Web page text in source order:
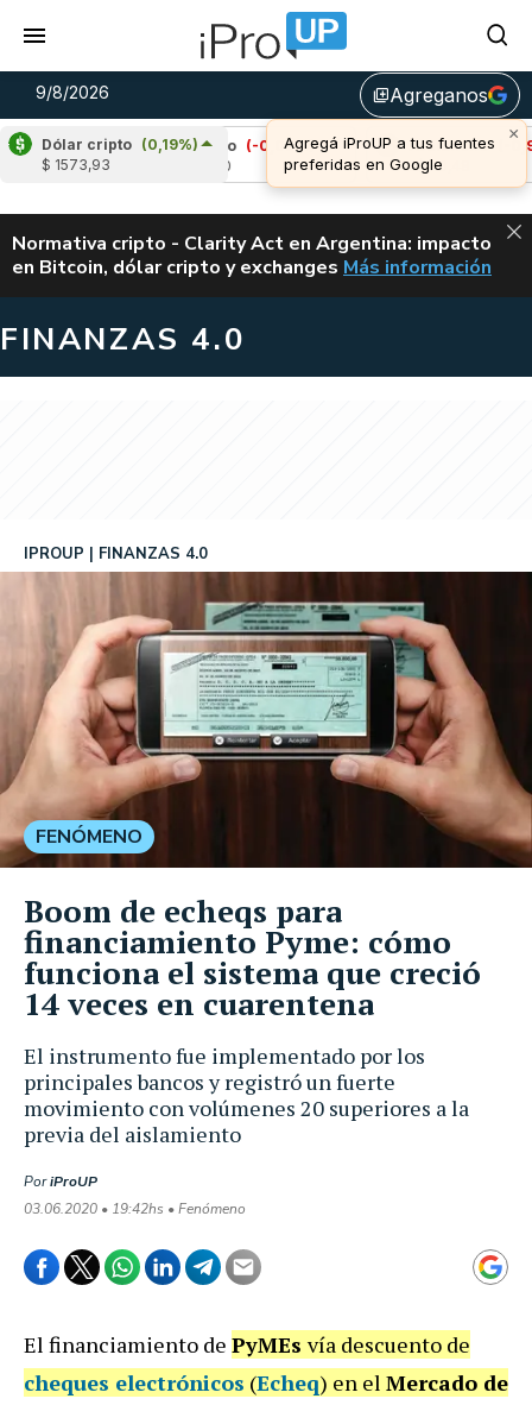
9/8/2026 library_addAgreganos
Dólar cripto (0,19%)
$ 1573,93
Cardano (-0,02%)
Avalanche
(-0,93%)
u$s 6,48
ALERTA
Normativa cripto - Clarity Act en Argentina: impacto
en Bitcoin, dólar cripto y exchanges CLARITY ACT EN
Más información
FINANZAS 4.0
El instrumento fue implementado por los
principales bancos y registró un fuerte
movimiento con volúmenes 20 superiores a la
previa del aislamiento
IPROUP FINANZAS 4.0
PoriProUP
03.06.2020 • 19:42hs • Fenómeno
FENÓMENO
Boom de echeqs para
financiamiento Pyme: cómo
funciona el sistema que creció
14 veces en cuarentena
El financiamiento de PyMEs vía descuento de
cheques electrónicos (Echeq) en el Mercado de